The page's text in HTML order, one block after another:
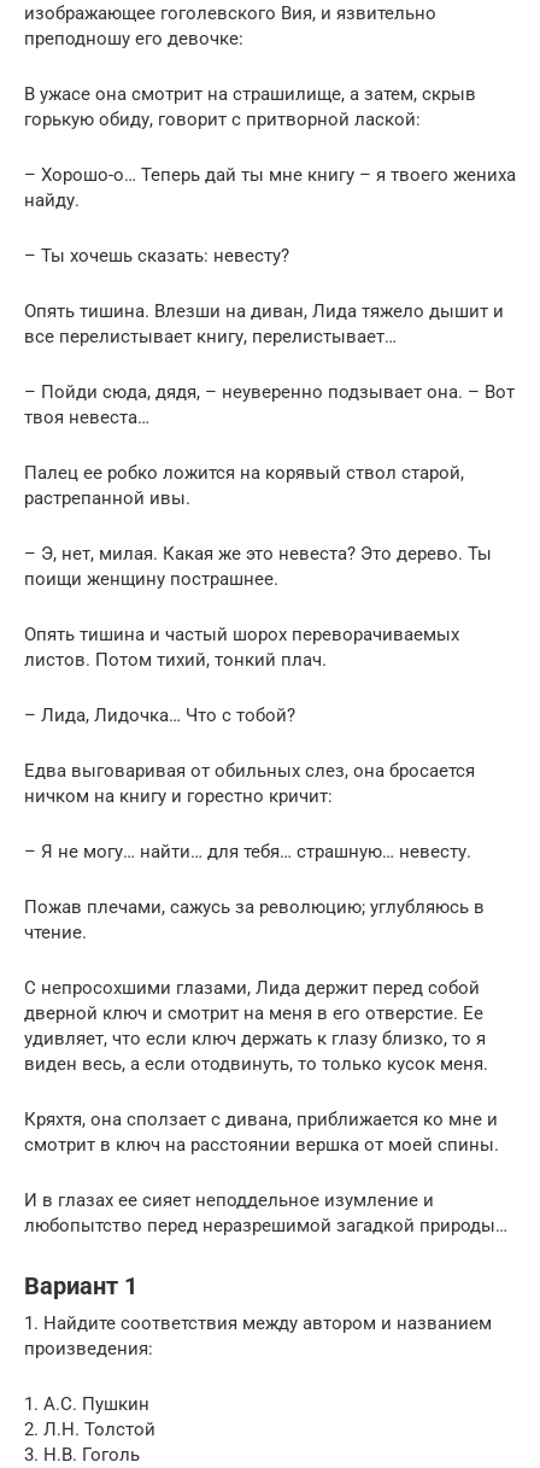
изображающее гоголевского Вия, и язвительно
преподношу его девочке:
В ужасе она смотрит на страшилище, а затем, скрыв
горькую обиду, говорит с притворной лаской:
– Хорошо-о… Теперь дай ты мне книгу – я твоего жениха
найду.
– Ты хочешь сказать: невесту?
Опять тишина. Влезши на диван, Лида тяжело дышит и
все перелистывает книгу, перелистывает…
– Пойди сюда, дядя, – неуверенно подзывает она. – Вот
твоя невеста…
Палец ее робко ложится на корявый ствол старой,
растрепанной ивы.
– Э, нет, милая. Какая же это невеста? Это дерево. Ты
поищи женщину пострашнее.
Опять тишина и частый шорох переворачиваемых
листов. Потом тихий, тонкий плач.
– Лида, Лидочка… Что с тобой?
Едва выговаривая от обильных слез, она бросается
ничком на книгу и горестно кричит:
– Я не могу… найти… для тебя… страшную… невесту.
Пожав плечами, сажусь за революцию; углубляюсь в
чтение.
С непросохшими глазами, Лида держит перед собой
дверной ключ и смотрит на меня в его отверстие. Ее
удивляет, что если ключ держать к глазу близко, то я
виден весь, а если отодвинуть, то только кусок меня.
Кряхтя, она сползает с дивана, приближается ко мне и
смотрит в ключ на расстоянии вершка от моей спины.
И в глазах ее сияет неподдельное изумление и
любопытство перед неразрешимой загадкой природы…
Вариант 1
1. Найдите соответствия между автором и названием
произведения:
1. А.С. Пушкин
2. Л.Н. Толстой
3. Н.В. Гоголь